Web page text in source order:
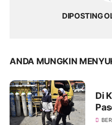
DIPOSTING
ANDA MUNGKIN
Di